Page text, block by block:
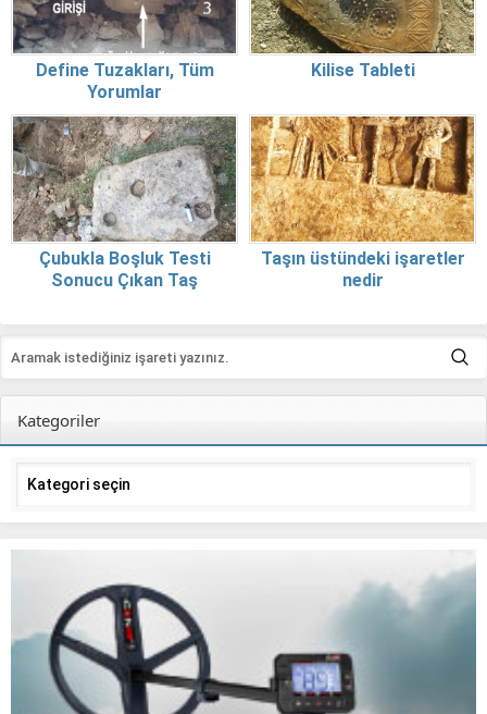
Define Tuzakları, Tüm
Yorumlar
Kilise Tableti
Çubukla Boşluk Testi
Sonucu Çıkan Taş
Taşın üstündeki işaretler
nedir
Kategoriler
Kategoriler